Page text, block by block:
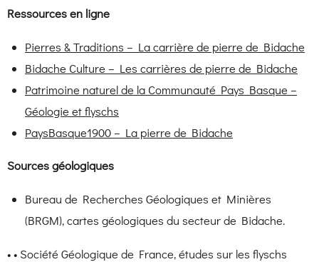
Ressources en ligne
Pierres & Traditions – La carrière de pierre de Bidache
Bidache Culture – Les carrières de pierre de Bidache
Patrimoine naturel de la Communauté Pays Basque –
Géologie et flyschs
PaysBasque1900 – La pierre de Bidache
Sources géologiques
Bureau de Recherches Géologiques et Minières
(BRGM), cartes géologiques du secteur de Bidache.
• • Société Géologique de France, études sur les flyschs